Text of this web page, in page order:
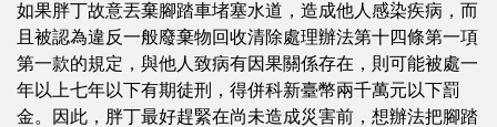
如果胖丁故意丟棄腳踏車堵塞水道，造成他人感染疾病，而
且被認為違反一般廢棄物回收清除處理辦法第十四條第一項
第一款的規定，與他人致病有因果關係存在，則可能被處一
年以上七年以下有期徒刑，得併科新臺幣兩千萬元以下罰
金。因此，胖丁最好趕緊在尚未造成災害前，想辦法把腳踏